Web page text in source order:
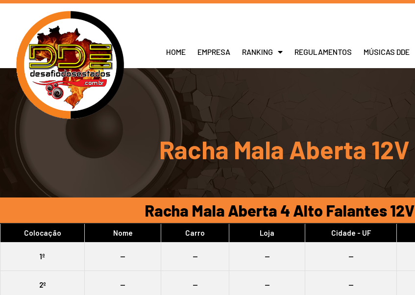
HOME EMPRESA RANKING REGULAMENTOS MÚSICAS DDE
Racha Mala Aberta 12V
Racha Mala Aberta 4 Alto Falantes 12V
Colocação Nome Carro Loja Cidade - UF
1º -- -- -- --
2º -- -- -- --